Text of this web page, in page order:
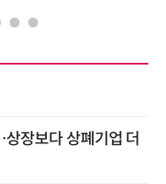
장보다 상폐기업 더